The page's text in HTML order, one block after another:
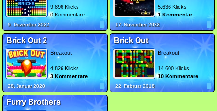
9.896 Klicks
0 Kommentare
9. Dezember 2022
5.636 Klicks
1 Kommentar
17. November 2022
Brick Out 2
Breakout
4.826 Klicks
3 Kommentare
28. Januar 2020
Brick Out
Breakout
14.600 Klicks
10 Kommentare
22. Februar 2018
Furry Brothers